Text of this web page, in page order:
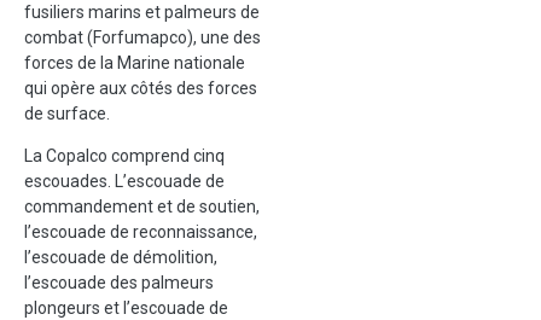
fusiliers marins et palmeurs de
combat (Forfumapco), une des
forces de la Marine nationale
qui opère aux côtés des forces
de surface.
La Copalco comprend cinq
escouades. L’escouade de
commandement et de soutien,
l’escouade de reconnaissance,
l’escouade de démolition,
l’escouade des palmeurs
plongeurs et l’escouade de